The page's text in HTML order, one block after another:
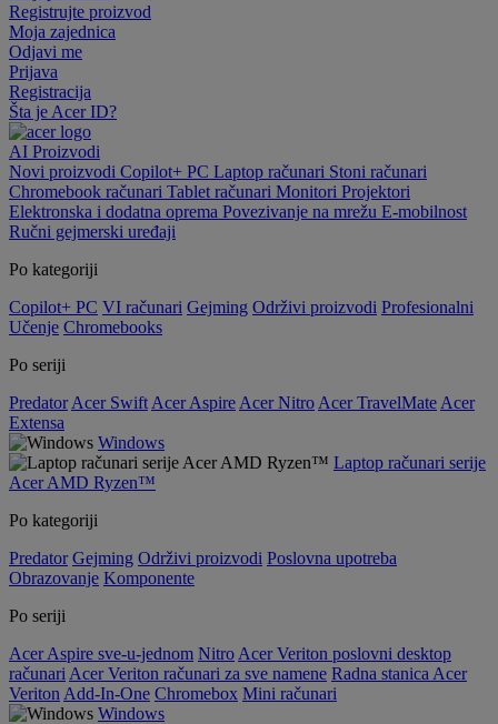
Registrujte proizvod
Moja zajednica
Odjavi me
Prijava
Registracija
Šta je Acer ID?
AI Proizvodi
Novi proizvodi Copilot+ PC Laptop računari Stoni računari
Chromebook računari Tablet računari Monitori Projektori
Elektronska i dodatna oprema Povezivanje na mrežu E-mobilnost
Ručni gejmerski uređaji
Po kategoriji
Copilot+ PC VI računari Gejming Održivi proizvodi Profesionalni
Učenje Chromebooks
Po seriji
Predator Acer Swift Acer Aspire Acer Nitro Acer TravelMate Acer
Extensa
Windows
Laptop računari serije
Acer AMD Ryzen™
Po kategoriji
Predator Gejming Održivi proizvodi Poslovna upotreba
Obrazovanje Komponente
Po seriji
Acer Aspire sve-u-jednom Nitro Acer Veriton poslovni desktop
računari Acer Veriton računari za sve namene Radna stanica Acer
Veriton Add-In-One Chromebox Mini računari
Windows